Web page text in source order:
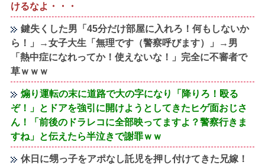
けるなよ・・・
鍵失くした男「45分だけ部屋に入れろ！何もしないか
ら！」→女子大生「無理です（警察呼びます）」→男
「熱中症になれってか！使えないな！」完全に不審者で
草ｗｗｗ
煽り運転の末に道路で大の字になり「降りろ！殴る
ぞ！」とドアを強引に開けようとしてきたヒゲ面おじさ
ん！「前後のドラレコに全部映ってますよ？警察行きま
すね」と伝えたら半泣きで謝罪ｗｗ
休日に甥っ子をアポなし託児を押し付けてきた兄嫁！